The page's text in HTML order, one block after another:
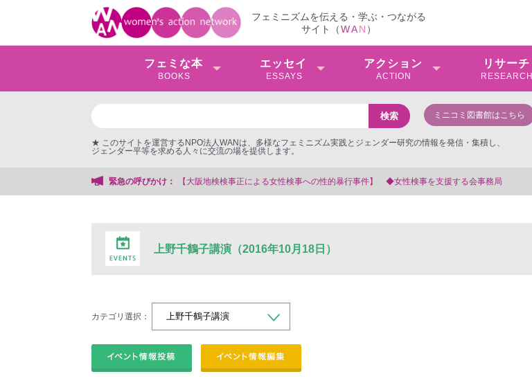
フェミニズムを伝える・学ぶ・つながる
サイト（WAN ）
フェミな本
BOOKS
エッセイ
ESSAYS
アクション
ACTION
リサーチ
RESEARCH
ミニコミ図書館はこちら
★ このサイトを運営するNPO法人WANは、多様なフェミニズム実践とジェンダー研究の情報を発信・集積し、
ジェンダー平等を求める人々に交流の場を提供します。
緊急の呼びかけ：
【大阪地検検事正による女性検事への性的暴行事件】 ◆女性検事を支援する会事務局
上野千鶴子講演（2016年10月18日）
カテゴリ選択：